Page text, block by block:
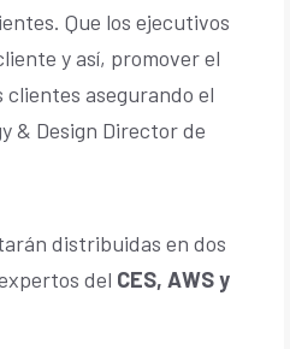
Que los ejecutivos
y así, promover el
clientes asegurando el
& Design Director de
distribuidas en dos
del CES, AWS y